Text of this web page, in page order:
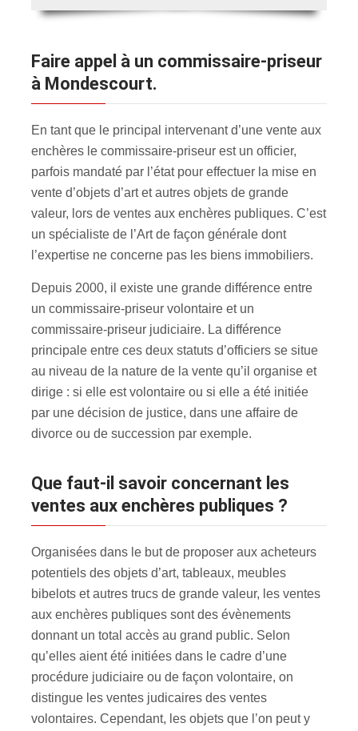
Faire appel à un commissaire-priseur
à Mondescourt.
En tant que le principal intervenant d’une vente aux
enchères le commissaire-priseur est un officier,
parfois mandaté par l’état pour effectuer la mise en
vente d’objets d’art et autres objets de grande
valeur, lors de ventes aux enchères publiques. C’est
un spécialiste de l’Art de façon générale dont
l’expertise ne concerne pas les biens immobiliers.
Depuis 2000, il existe une grande différence entre
un commissaire-priseur volontaire et un
commissaire-priseur judiciaire. La différence
principale entre ces deux statuts d’officiers se situe
au niveau de la nature de la vente qu’il organise et
dirige : si elle est volontaire ou si elle a été initiée
par une décision de justice, dans une affaire de
divorce ou de succession par exemple.
Que faut-il savoir concernant les
ventes aux enchères publiques ?
Organisées dans le but de proposer aux acheteurs
potentiels des objets d’art, tableaux, meubles
bibelots et autres trucs de grande valeur, les ventes
aux enchères publiques sont des évènements
donnant un total accès au grand public. Selon
qu’elles aient été initiées dans le cadre d’une
procédure judiciaire ou de façon volontaire, on
distingue les ventes judicaires des ventes
volontaires. Cependant, les objets que l’on peut y